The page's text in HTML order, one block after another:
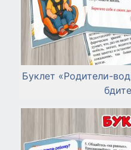
Буклет «Родители-